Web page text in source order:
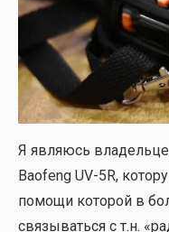
Я явля­юсь
Baofeng UV-5R,
помо­щи кото­рой в
свя­зы­вать­ся с т.н.